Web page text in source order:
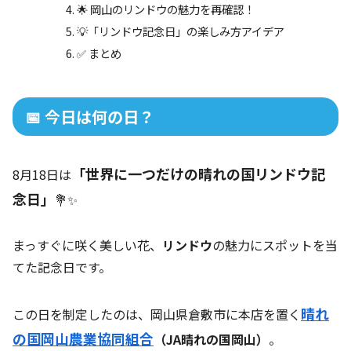
🌟 岡山のリンドウの魅力を再確認！
💡「リンドウ記念日」の楽しみ方アイデア
✅ まとめ
📅 今日は何の日？
8月18日は 「世界に一つだけの晴れの国リンドウ記
念日」 💐✨
まっすぐに咲く美しい花、 リンドウの魅力にスポットを当
てた記念日です。
この日を制定したのは、岡山県倉敷市に本店を置く 晴れ
の国岡山農業協同組合 （JA晴れの国岡山） 。